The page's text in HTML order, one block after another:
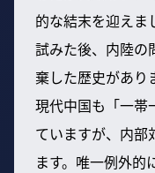
的な結末を迎えま
試みた後、内陸の
棄した歴史があり
現代中国も「一帯
ていますが、内部
ます。唯一例外的